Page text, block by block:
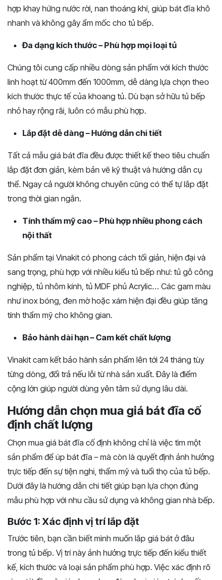
hợp khay hứng nước rời, nan thoáng khí, giúp bát đĩa khô
nhanh và không gây ẩm mốc cho tủ bếp.
Đa dạng kích thước – Phù hợp mọi loại tủ
Chúng tôi cung cấp nhiều dòng sản phẩm với kích thước
linh hoạt từ 400mm đến 1000mm, dễ dàng lựa chọn theo
kích thước thực tế của khoang tủ. Dù bạn sở hữu tủ bếp
nhỏ hay rộng rãi, luôn có mẫu phù hợp.
Lắp đặt dễ dàng – Hướng dẫn chi tiết
Tất cả mẫu giá bát đĩa đều được thiết kế theo tiêu chuẩn
lắp đặt đơn giản, kèm bản vẽ kỹ thuật và hướng dẫn cụ
thể. Ngay cả người không chuyên cũng có thể tự lắp đặt
trong thời gian ngắn.
Tính thẩm mỹ cao – Phù hợp nhiều phong cách
nội thất
Sản phẩm tại Vinakit có phong cách tối giản, hiện đại và
sang trọng, phù hợp với nhiều kiểu tủ bếp như: tủ gỗ công
nghiệp, tủ nhôm kính, tủ MDF phủ Acrylic… Các gam màu
như inox bóng, đen mờ hoặc xám hiện đại đều giúp tăng
tính thẩm mỹ cho không gian.
Bảo hành dài hạn – Cam kết chất lượng
Vinakit cam kết bảo hành sản phẩm lên tới 24 tháng tùy
từng dòng, đổi trả nếu lỗi từ nhà sản xuất. Đây là điểm
cộng lớn giúp người dùng yên tâm sử dụng lâu dài.
Hướng dẫn chọn mua giá bát đĩa cố
định chất lượng
Chọn mua giá bát đĩa cố định không chỉ là việc tìm một
sản phẩm để úp bát đĩa – mà còn là quyết định ảnh hưởng
trực tiếp đến sự tiện nghi, thẩm mỹ và tuổi thọ của tủ bếp.
Dưới đây là hướng dẫn chi tiết giúp bạn lựa chọn đúng
mẫu phù hợp với nhu cầu sử dụng và không gian nhà bếp.
Bước 1: Xác định vị trí lắp đặt
Trước tiên, bạn cần biết mình muốn lắp giá bát ở đâu
trong tủ bếp. Vị trí này ảnh hưởng trực tiếp đến kiểu thiết
kế, kích thước và loại sản phẩm phù hợp. Việc xác định rõ